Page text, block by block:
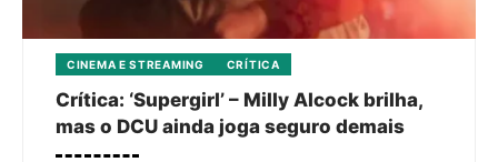
CINEMA E STREAMING CRÍTICA
Crítica: ‘Supergirl’ – Milly Alcock brilha,
mas o DCU ainda joga seguro demais